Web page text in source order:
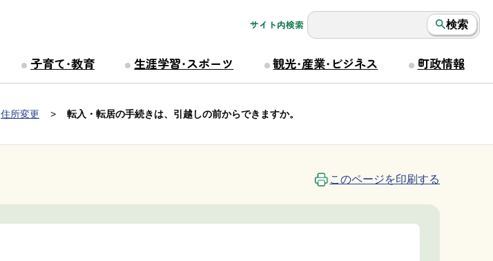
サイト内検索 検索
子育て・教育 生涯学習・スポーツ 観光・産業・ビジネス 町政情報
住所変更 転入・転居の手続きは、引越しの前からできますか。
このページを印刷する